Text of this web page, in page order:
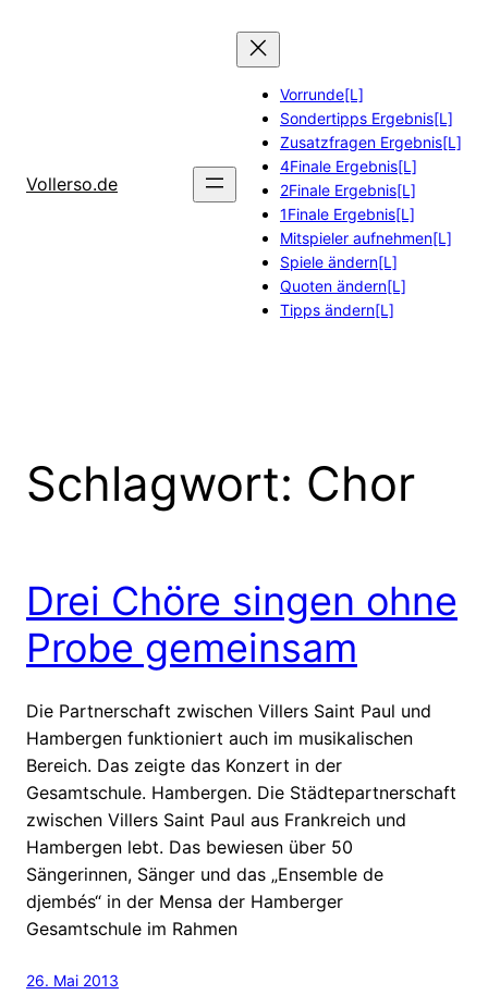
Vollerso.de
Vorrunde[L]
Sondertipps Ergebnis[L]
Zusatzfragen Ergebnis[L]
4Finale Ergebnis[L]
2Finale Ergebnis[L]
1Finale Ergebnis[L]
Mitspieler aufnehmen[L]
Spiele ändern[L]
Quoten ändern[L]
Tipps ändern[L]
Schlagwort: Chor
Drei Chöre singen ohne
Probe gemeinsam
Die Partnerschaft zwischen Villers Saint Paul und
Hambergen funktioniert auch im musikalischen
Bereich. Das zeigte das Konzert in der
Gesamtschule. Hambergen. Die Städtepartnerschaft
zwischen Villers Saint Paul aus Frankreich und
Hambergen lebt. Das bewiesen über 50
Sängerinnen, Sänger und das „Ensemble de
djembés“ in der Mensa der Hamberger
Gesamtschule im Rahmen
26. Mai 2013